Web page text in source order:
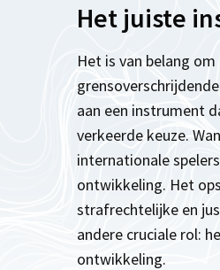
Het juiste
Het is van belang
aan een instrument
verkeerde keuze.
internationale
ontwikkeling. Het
strafrechtelijke en
andere cruciale rol:
ontwikkeling.